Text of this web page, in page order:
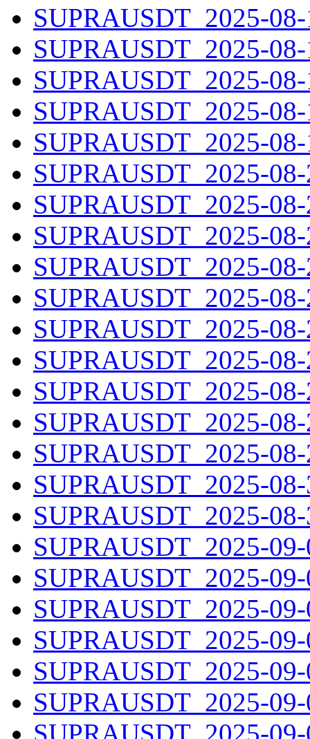
SUPRAUSDT_2025-08-
SUPRAUSDT_2025-08-
SUPRAUSDT_2025-08-
SUPRAUSDT_2025-08-
SUPRAUSDT_2025-08-
SUPRAUSDT_2025-08-
SUPRAUSDT_2025-08-
SUPRAUSDT_2025-08-
SUPRAUSDT_2025-08-
SUPRAUSDT_2025-08-
SUPRAUSDT_2025-08-
SUPRAUSDT_2025-08-
SUPRAUSDT_2025-08-
SUPRAUSDT_2025-08-
SUPRAUSDT_2025-08-
SUPRAUSDT_2025-08-
SUPRAUSDT_2025-08-
SUPRAUSDT_2025-09-
SUPRAUSDT_2025-09-
SUPRAUSDT_2025-09-
SUPRAUSDT_2025-09-
SUPRAUSDT_2025-09-
SUPRAUSDT_2025-09-
SUPRAUSDT_2025-09-